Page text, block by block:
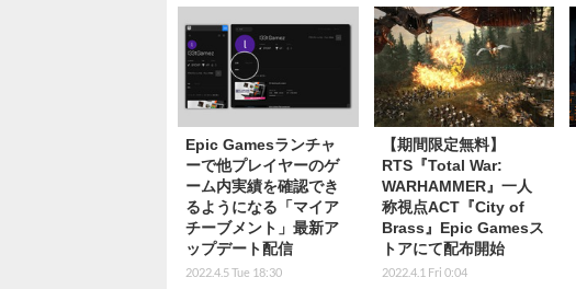
Epic Gamesランチャ
ーで他プレイヤーのゲ
ーム内実績を確認でき
るようになる「マイア
チーブメント」最新ア
ップデート配信
2022.4.5 Tue 18:30
【期間限定無料】
RTS『Total War:
WARHAMMER』一人
称視点ACT『City of
Brass』Epic Gamesス
トアにて配布開始
2022.4.1 Fri 0:04